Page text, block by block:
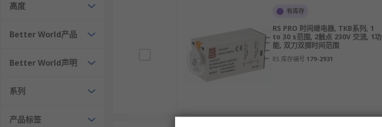
高度
Better World产品
Better World声明
系列
产品标签
有库存
RS PRO 时间继电器, TKB系列, 1
to 30 s范围, 2触点 230V 交流, 1功
能, 双刀双掷时间范围
RS 库存编号 179-2931